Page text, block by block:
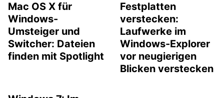
Mac OS X für
Windows-
Umsteiger und
Switcher: Dateien
finden mit Spotlight
Festplatten
verstecken:
Laufwerke im
Windows-Explorer
vor neugierigen
Blicken verstecken